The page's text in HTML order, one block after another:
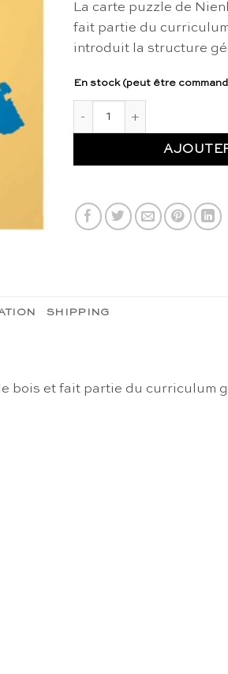
La carte puzzle de
fait partie du
introduit la structure
En stock (peut être
SHIPPING
bois et fait partie du